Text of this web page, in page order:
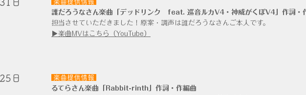
日
楽曲提供情報
誰だろうなさん楽曲「デッドリンク feat. 巡音ルカV4・神威がくぽV4」作詞・
担当させていただきました！原案・調声は誰だろうなさんご本人です。
▶楽曲MVはこちら（YouTube）
日
楽曲提供情報
るてらさん楽曲「Rabbit-rinth」作詞・作編曲